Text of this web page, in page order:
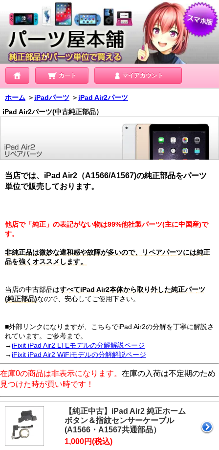
カート マイアカウント
ホーム ＞ iPadパーツ ＞ iPad Air2パーツ
iPad Air2パーツ(中古純正部品）
当店では、iPad Air2（A1566/A1567)の純正部品をパーツ
単位で販売しております。
他店で「純正」の表記がない物は99%他社製パーツ(主に中国産)で
す。
非純正品は微妙な違和感や故障が多いので、リペアパーツには純正
品を強くオススメします。
当店の中古部品はすべてiPad Air2本体から取り外した純正パーツ
(純正部品)なので、安心してご使用下さい。
■外部リンクになりますが、こちらでiPad Air2の分解を丁寧に解説さ
れています。ご参考まで。
→ iFixit iPad Air2 LTEモデルの分解解説ページ
→ iFixit iPad Air2 WiFiモデルの分解解説ページ
在庫0の商品は非表示になります。 在庫の入荷は不定期のため
見つけた時が買い時です！
【純正中古】iPad Air2 純正ホーム
ボタン＆指紋センサーケーブル
(A1566・A1567共通部品）
1,000円(税込)